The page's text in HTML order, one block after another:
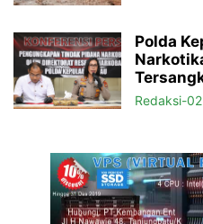
Polda
Redaksi-02